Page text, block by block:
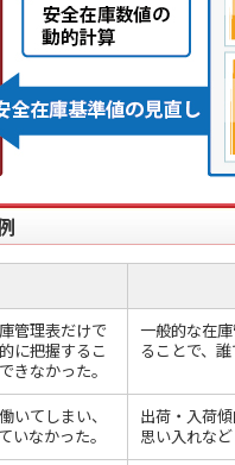
管理表だけで
に把握するこ
きなかった。
一般的な在
ることで、
いてしまい、
いなかった。
出荷・入荷
思い入れな